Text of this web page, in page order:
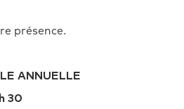
présence.
ANNUELLE
30